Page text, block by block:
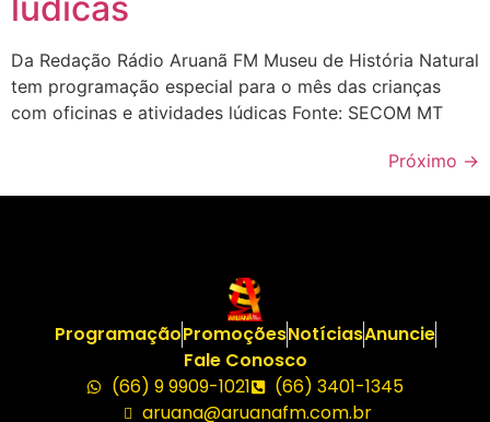
Da Redação Rádio Aruanã FM Museu de História Natural
tem programação especial para o mês das crianças
com oficinas e atividades lúdicas Fonte: SECOM MT
Próximo →
ProgramaçãoPromoçõesNotíciasAnuncie
Fale Conosco
(66) 9 9909-1021
(66) 3401-1345
aruana@aruanafm.com.br